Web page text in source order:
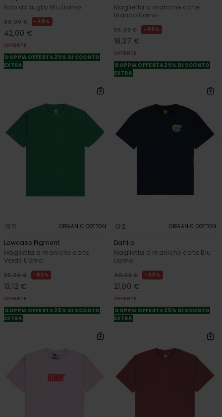
Polo da rugby Blu Uomo
80,00 € 48%
42,00 €
OFFERTE
DOPPIA OFFERTA 25% DI SCONTO
EXTRA
Maglietta a maniche corte
Bianco Uomo
35,00 € 48%
18,37 €
OFFERTE
DOPPIA OFFERTA 25% DI SCONTO
EXTRA
11 ORGANIC COTTON
Lowcase Pigment
Maglietta a maniche corte
Verde Uomo
35,00 € 63%
13,12 €
OFFERTE
DOPPIA OFFERTA 25% DI SCONTO
EXTRA
2 ORGANIC COTTON
Dahlia
Maglietta a maniche corte Blu
Uomo
40,00 € 48%
21,00 €
OFFERTE
DOPPIA OFFERTA 25% DI SCONTO
EXTRA